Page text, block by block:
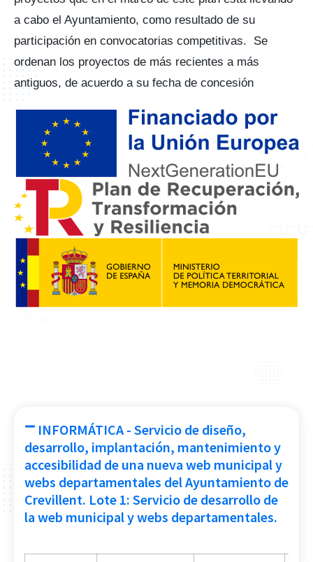
a cabo el Ayuntamiento, como resultado de su
participación en convocatorias competitivas. Se
ordenan los proyectos de más recientes a más
antiguos, de acuerdo a su fecha de concesión
INFORMÁTICA - Servicio de diseño,
desarrollo, implantación, mantenimiento y
accesibilidad de una nueva web municipal y
webs departamentales del Ayuntamiento de
Crevillent. Lote 1: Servicio de desarrollo de
la web municipal y webs departamentales.